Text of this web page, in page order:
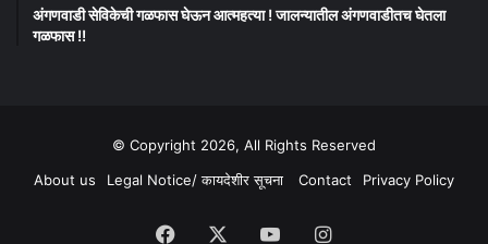
अंगणवाडी सेविकेची गळफास घेऊन आत्महत्या ! जालन्यातील अंगणवाडीतच घेतला
गळफास !!
© Copyright 2026, All Rights Reserved
About us
Legal Notice/ कायदेशीर सूचना Contact Privacy Policy
Facebook YouTubeInstagram